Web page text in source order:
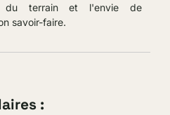
du terrain et l'envie de
savoir-faire.
: